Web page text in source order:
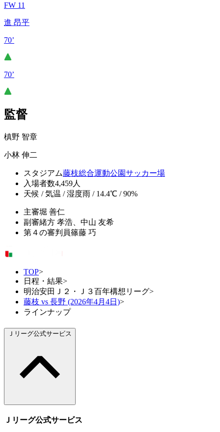
FW 11
進 昂平
70’
70’
監督
槙野 智章
小林 伸二
スタジアム藤枝総合運動公園サッカー場
入場者数4,459人
天候 / 気温 / 湿度雨 / 14.4℃ / 90%
主審堀 善仁
副審緒方 孝浩、中山 友希
第４の審判員篠藤 巧
TOP>
日程・結果>
明治安田Ｊ２・Ｊ３百年構想リーグ>
藤枝 vs 長野 (2026年4月4日)>
ラインナップ
Ｊリーグ公式サービス
Ｊリーグ公式サービス